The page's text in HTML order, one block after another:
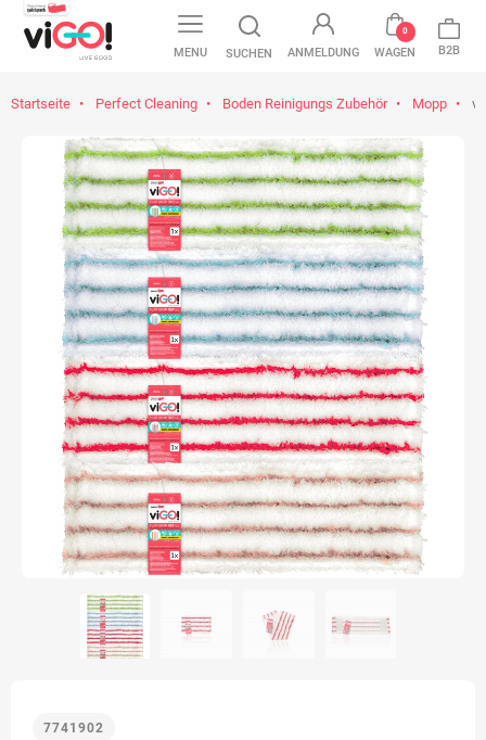
MENU SUCHEN ANMELDUNG WAGEN
0
B2B
Startseite Perfect Cleaning Boden Reinigungs Zubehör Mopp
7741902